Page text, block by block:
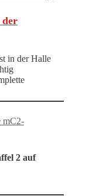
der
in der Halle
2 auf